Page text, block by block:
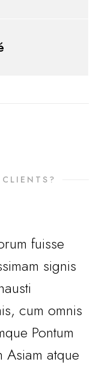
fuisse
signis
cum omnis
Pontum
Asiam atque